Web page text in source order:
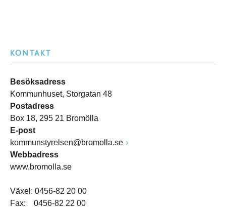
KONTAKT
Besöksadress
Kommunhuset, Storgatan 48
Postadress
Box 18, 295 21 Bromölla
E-post
kommunstyrelsen@bromolla.se
Webbadress
www.bromolla.se
Växel: 0456-82 20 00
Fax: 0456-82 22 00